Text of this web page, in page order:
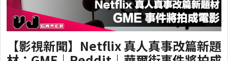
【影視新聞】Netflix 真人真事改篇新題